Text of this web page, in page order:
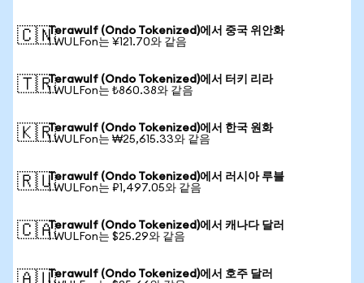
🇨🇳Terawulf (Ondo Tokenized)에서 중국 위안화
1 WULFon는 ¥121.70와 같음
🇹🇷Terawulf (Ondo Tokenized)에서 터키 리라
1 WULFon는 ₺860.38와 같음
🇰🇷Terawulf (Ondo Tokenized)에서 한국 원화
1 WULFon는 ₩25,615.33와 같음
🇷🇺Terawulf (Ondo Tokenized)에서 러시아 루블
1 WULFon는 ₽1,497.05와 같음
🇨🇦Terawulf (Ondo Tokenized)에서 캐나다 달러
1 WULFon는 $25.29와 같음
Terawulf (Ondo Tokenized)에서 호주 달러